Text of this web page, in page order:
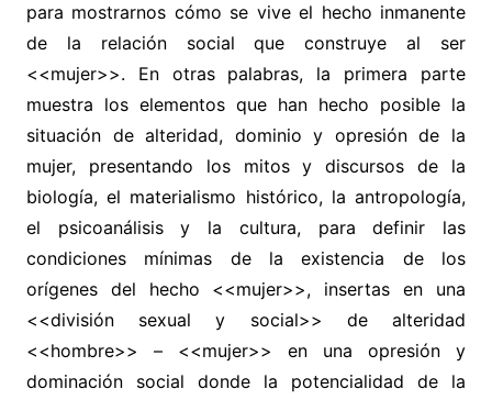
para mostrarnos cómo se vive el hecho inmanente
de la relación social que construye al ser
<<mujer>>. En otras palabras, la primera parte
muestra los elementos que han hecho posible la
situación de alteridad, dominio y opresión de la
mujer, presentando los mitos y discursos de la
biología, el materialismo histórico, la antropología,
el psicoanálisis y la cultura, para definir las
condiciones mínimas de la existencia de los
orígenes del hecho <<mujer>>, insertas en una
<<división sexual y social>> de alteridad
<<hombre>> – <<mujer>> en una opresión y
dominación social donde la potencialidad de la